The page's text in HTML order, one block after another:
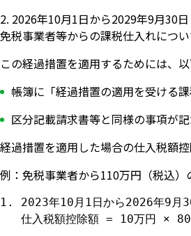
2026年10月1日から2029年9月30
免税事業者等からの課税仕入れにつ
この経過措置を適用するためには、
帳簿に「経過措置の適用を受ける
区分記載請求書等と同様の事項が
経過措置を適用した場合の仕入税額
例：免税事業者から110万円（税込
1. 2023年10月1日から2026年9月30
仕入税額控除額 = 10万円 ×